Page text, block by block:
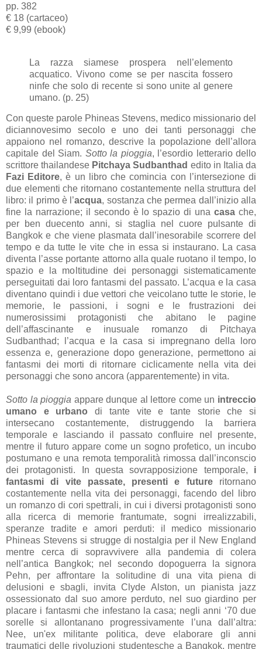
pp. 382
€ 18 (cartaceo)
€ 9,99 (ebook)
La razza siamese prospera nell’elemento
acquatico. Vivono come se per nascita fossero
ninfe che solo di recente si sono unite al genere
umano. (p. 25)
Con queste parole Phineas Stevens, medico missionario del
diciannovesimo secolo e uno dei tanti personaggi che
appaiono nel romanzo, descrive la popolazione dell’allora
capitale del Siam. Sotto la pioggia, l’esordio letterario dello
scrittore thailandese Pitchaya Sudbanthad edito in Italia da
Fazi Editore, è un libro che comincia con l’intersezione di
due elementi che ritornano costantemente nella struttura del
libro: il primo è l’acqua, sostanza che permea dall’inizio alla
fine la narrazione; il secondo è lo spazio di unacasa che,
per ben duecento anni, si staglia nel cuore pulsante di
Bangkok e che viene plasmata dall’inesorabile scorrere del
tempo e da tutte le vite che in essa si instaurano. La casa
diventa l’asse portante attorno alla quale ruotano il tempo, lo
spazio e la moltitudine dei personaggi sistematicamente
perseguitati dai loro fantasmi del passato. L’acqua e la casa
diventano quindi i due vettori che veicolano tutte le storie, le
memorie, le passioni, i sogni e le frustrazioni dei
numerosissimi protagonisti che abitano le pagine
dell’affascinante e inusuale romanzo di Pitchaya
Sudbanthad; l’acqua e la casa si impregnano della loro
essenza e, generazione dopo generazione, permettono ai
fantasmi dei morti di ritornare ciclicamente nella vita dei
personaggi che sono ancora (apparentemente) in vita.
Sotto la pioggia appare dunque al lettore come un intreccio
umano e urbano di tante vite e tante storie che si
intersecano costantemente, distruggendo la barriera
temporale e lasciando il passato confluire nel presente,
mentre il futuro appare come un sogno profetico, un incubo
postumano e una remota temporalità rimossa dall’inconscio
dei protagonisti. In questa sovrapposizione temporale, i
fantasmi di vite passate, presenti e futureritornano
costantemente nella vita dei personaggi, facendo del libro
un romanzo di cori spettrali, in cui i diversi protagonisti sono
alla ricerca di memorie frantumate, sogni irrealizzabili,
speranze tradite e amori perduti: il medico missionario
Phineas Stevens si strugge di nostalgia per il New England
mentre cerca di sopravvivere alla pandemia di colera
nell’antica Bangkok; nel secondo dopoguerra la signora
Pehn, per affrontare la solitudine di una vita piena di
delusioni e sbagli, invita Clyde Alston, un pianista jazz
ossessionato dal suo amore perduto, nel suo giardino per
placare i fantasmi che infestano la casa; negli anni ‘70 due
sorelle si allontanano progressivamente l’una dall’altra:
Nee, un'ex militante politica, deve elaborare gli anni
traumatici delle rivoluzioni studentesche a Bangkok, mentre